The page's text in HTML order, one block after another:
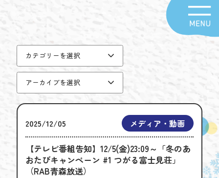
カテゴリーを選択
アーカイブを選択
2025/12/05 メディア・動画
【テレビ番組告知】12/5(金)23:09～「冬のあ
おたびキャンペーン #1 つがる富士見荘」
（RAB青森放送）